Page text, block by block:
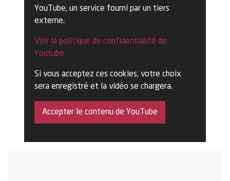
YouTube, un service fourni par un tiers
externe.
Voir la politique de confidentialité de
Youtube
Si vous acceptez ces cookies, votre choix
sera enregistré et la vidéo se chargera.
Accepter le contenu de YouTube